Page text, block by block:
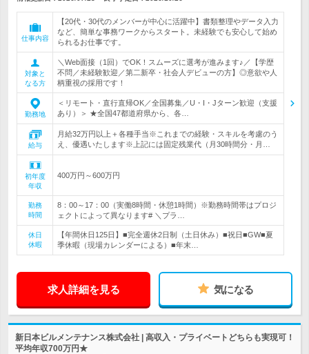
仕事内容
【20代・30代のメンバーが中心に活躍中】書類整理やデータ入力
など、簡単な事務ワークからスタート。未経験でも安心して始め
られるお仕事です。
対象と
なる方
＼Web面接（1回）でOK！スムーズに選考が進みます♪／【学歴
不問／未経験歓迎／第二新卒・社会人デビューの方】◎意欲や人
柄重視の採用です！
勤務地
＜リモート・直行直帰OK／全国募集／U・I・Jターン歓迎（支援
あり）＞ ★全国47都道府県から、各…
給与
月給32万円以上＋各種手当※これまでの経験・スキルを考慮のう
え、優遇いたします※上記には固定残業代（月30時間分・月…
初年度
年収
400万円～600万円
勤務
時間
8：00～17：00（実働8時間・休憩1時間）※勤務時間帯はプロジ
ェクトによって異なります# ＼プラ…
休日
休暇
【年間休日125日】■完全週休2日制（土日休み）■祝日■GW■夏
季休暇（現場カレンダーによる）■年末…
求人詳細を見る 気になる
新日本ビルメンテナンス株式会社 | 高収入・プライベートどちらも実現可！
平均年収700万円★